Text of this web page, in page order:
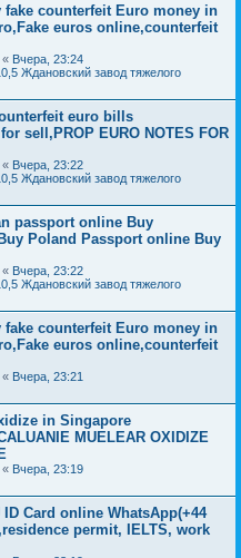
fake counterfeit Euro money in
euros online,counterfeit
« Вчера, 23:24
Ждановский завод тяжелого
euro bills
sell,PROP EURO NOTES FOR
« Вчера, 23:22
Ждановский завод тяжелого
passport online Buy
Poland Passport online Buy
« Вчера, 23:22
Ждановский завод тяжелого
fake counterfeit Euro money in
euros online,counterfeit
« Вчера, 23:21
in Singapore
MUELEAR OXIDIZE
« Вчера, 23:19
Card online WhatsApp(+44
permit, IELTS, work